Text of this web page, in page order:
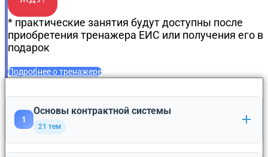
* практические занятия будут доступны после
приобретения тренажера ЕИС или получения его в
подарок
Подробнее о тренажере
1
Основы контрактной системы
21 тем